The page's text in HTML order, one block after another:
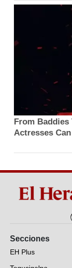
From Baddies
Actresses
Secciones
EH Plus